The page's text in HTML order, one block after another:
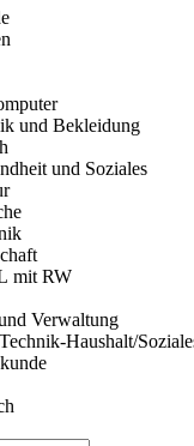
und Bekleidung
und Soziales
mit RW
Verwaltung
Haushalt/